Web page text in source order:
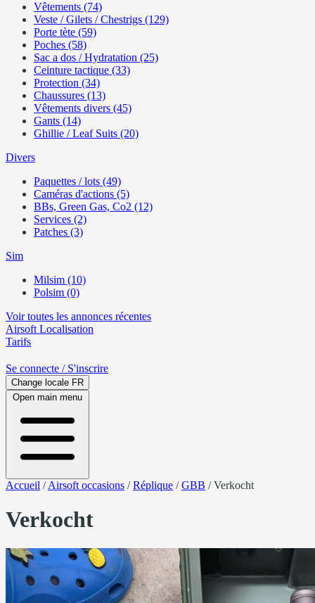
Vêtements (74)
Veste / Gilets / Chestrigs (129)
Porte tète (59)
Poches (58)
Sac a dos / Hydratation (25)
Ceinture tactique (33)
Protection (34)
Chaussures (13)
Vêtements divers (45)
Gants (14)
Ghillie / Leaf Suits (20)
Divers
Paquettes / lots (49)
Caméras d'actions (5)
BBs, Green Gas, Co2 (12)
Services (2)
Patches (3)
Sim
Milsim (10)
Polsim (0)
Voir toutes les annonces récentes
Airsoft Localisation
Tarifs
Se connecte / S'inscrire
Change locale FR
Open main menu
Accueil /Airsoft occasions /Réplique /GBB /Verkocht
Verkocht